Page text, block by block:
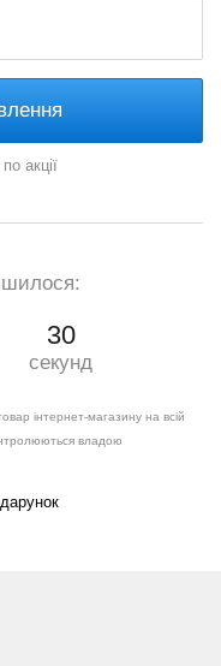
акції
28
секунд
інтернет-магазину на всій
владою